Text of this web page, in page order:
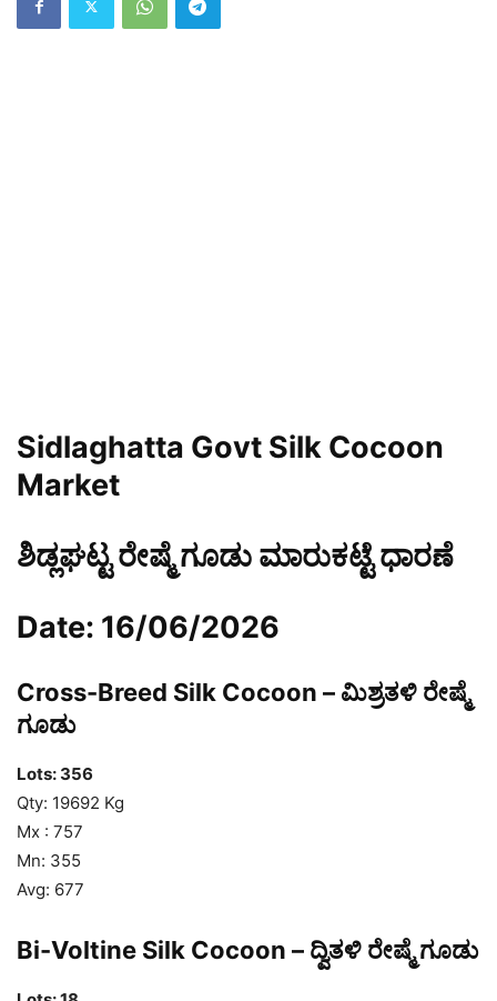
Sidlaghatta Govt Silk Cocoon
Market
ಶಿಡ್ಲಘಟ್ಟ ರೇಷ್ಮೆ ಗೂಡು ಮಾರುಕಟ್ಟೆ ಧಾರಣೆ
Date: 16/06/2026
Cross-Breed Silk Cocoon – ಮಿಶ್ರತಳಿ ರೇಷ್ಮೆ
ಗೂಡು
Lots: 356
Qty: 19692 Kg
Mx : 757
Mn: 355
Avg: 677
Bi-Voltine Silk Cocoon – ದ್ವಿತಳಿ ರೇಷ್ಮೆ ಗೂಡು